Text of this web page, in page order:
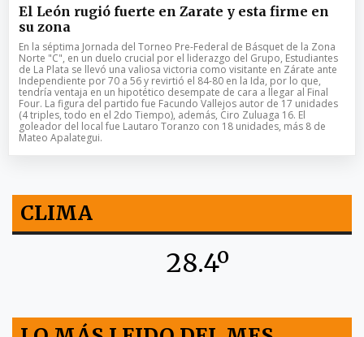
El León rugió fuerte en Zarate y esta firme en
su zona
En la séptima Jornada del Torneo Pre-Federal de Básquet de la Zona
Norte "C", en un duelo crucial por el liderazgo del Grupo, Estudiantes
de La Plata se llevó una valiosa victoria como visitante en Zárate ante
Independiente por 70 a 56 y revirtió el 84-80 en la Ida, por lo que,
tendría ventaja en un hipotético desempate de cara a llegar al Final
Four. La figura del partido fue Facundo Vallejos autor de 17 unidades
(4 triples, todo en el 2do Tiempo), además, Ciro Zuluaga 16. El
goleador del local fue Lautaro Toranzo con 18 unidades, más 8 de
Mateo Apalategui.
CLIMA
28.4º